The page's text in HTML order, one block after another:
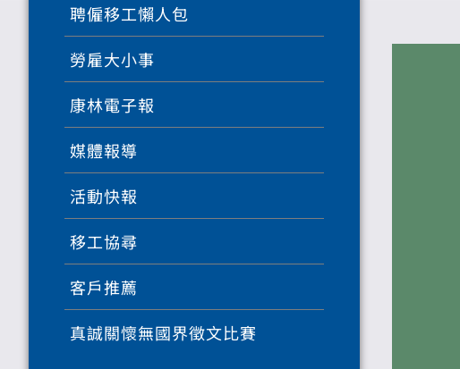
聘僱移工懶人包
勞雇大小事
康林電子報
媒體報導
活動快報
移工協尋
客戶推薦
真誠關懷無國界徵文比賽